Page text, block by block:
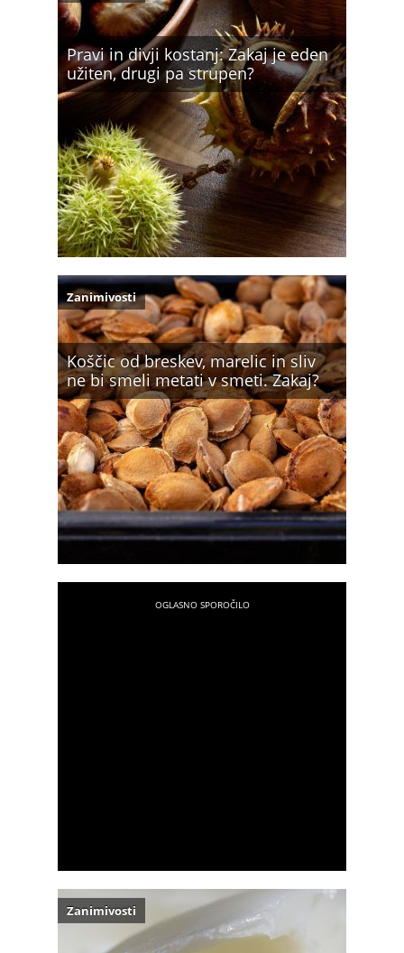
Pravi in divji kostanj: Zakaj je eden
užiten, drugi pa strupen?
Koščic od breskev, marelic in sliv
ne bi smeli metati v smeti. Zakaj?
Zanimivosti
Zanimivosti